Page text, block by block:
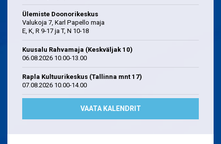
Ülemiste Doonorikeskus
Valukoja 7, Karl Papello maja
E, K, R 9-17 ja T, N 10-18
Kuusalu Rahvamaja (Keskväljak 10)
06.08.2026 10.00-13.00
Rapla Kultuurikeskus (Tallinna mnt 17)
07.08.2026 10.00-14.00
VAATA KALENDRIT